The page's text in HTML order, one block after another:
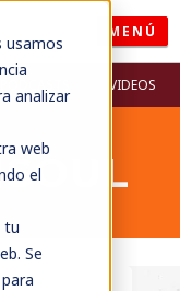
usamos
analizar
web
el
tu
Se
MENÚ
VIDEOS